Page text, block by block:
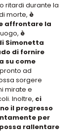
ritardi durante la
morte, è
affrontare la
è
Simonetta
di fornire
su come
ad
sorgere
mirate e
Inoltre, ci
il progresso
per
rallentare